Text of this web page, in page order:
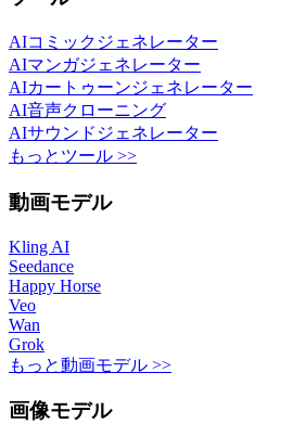
AIコミックジェネレーター
AIマンガジェネレーター
AIカートゥーンジェネレーター
AI音声クローニング
AIサウンドジェネレーター
もっとツール >>
動画モデル
Kling AI
Seedance
Happy Horse
Veo
Wan
Grok
もっと動画モデル >>
画像モデル